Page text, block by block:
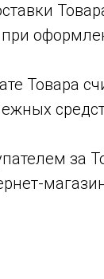
Товара
за